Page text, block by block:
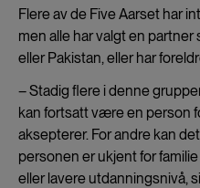
Flere av de Five Aarset har
men alle har valgt en
eller Pakistan, eller har
– Stadig flere i denne
kan fortsatt være en person
aksepterer. For andre kan
personen er ukjent for
eller lavere utdanningsnivå,